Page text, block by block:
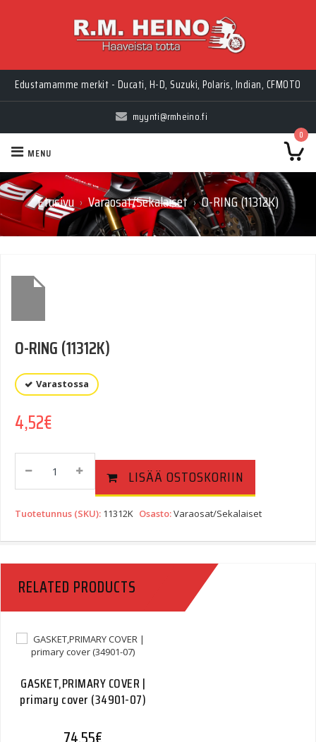
Edustamamme merkit - Ducati, H-D, Suzuki, Polaris, Indian, CFMOTO
myynti@rmheino.fi
0
MENU
Etusivu › Varaosat/Sekalaiset › O-RING (11312K)
O-RING (11312K)
Varastossa
4,52€
Quantity
LISÄÄ OSTOSKORIIN
Tuotetunnus (SKU): 11312K Osasto:Varaosat/Sekalaiset
RELATED PRODUCTS
GASKET,PRIMARY COVER |
primary cover (34901-07)